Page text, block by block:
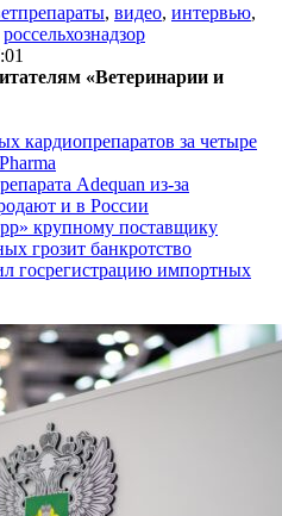
, видео, интервью,
россельхознадзор
«Ветеринарии и
кардиопрепаратов за четыре
Adequan из-за
и в России
крупному поставщику
грозит банкротство
госрегистрацию импортных